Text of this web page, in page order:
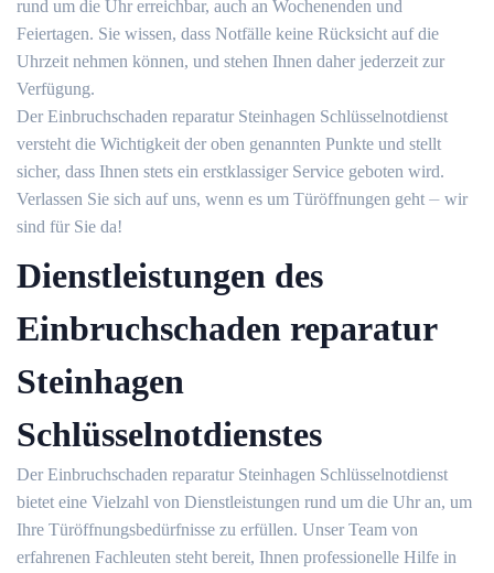
rund um die Uhr erreichbar, auch an Wochenenden und
Feiertagen.​ Sie wissen, dass Notfälle keine Rücksicht auf die
Uhrzeit nehmen können, und stehen Ihnen daher jederzeit zur
Verfügung.​
Der Einbruchschaden reparatur Steinhagen Schlüsselnotdienst
versteht die Wichtigkeit der oben genannten Punkte und stellt
sicher, dass Ihnen stets ein erstklassiger Service geboten wird.​
Verlassen Sie sich auf uns, wenn es um Türöffnungen geht ⏤ wir
sind für Sie da!​
Dienstleistungen des
Einbruchschaden reparatur
Steinhagen
Schlüsselnotdienstes
Der Einbruchschaden reparatur Steinhagen Schlüsselnotdienst
bietet eine Vielzahl von Dienstleistungen rund um die Uhr an, um
Ihre Türöffnungsbedürfnisse zu erfüllen.​ Unser Team von
erfahrenen Fachleuten steht bereit, Ihnen professionelle Hilfe in